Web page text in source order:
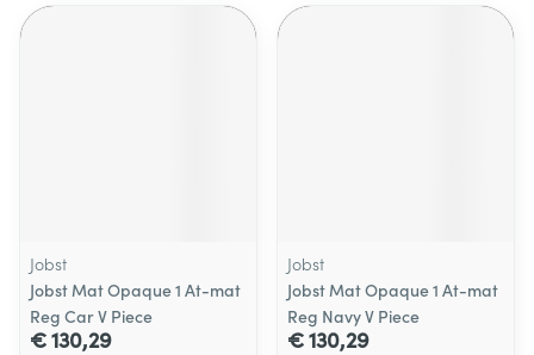
Jobst
Jobst Mat Opaque 1 At-mat
Reg Car V Piece
€ 130,29
Jobst
Jobst Mat Opaque 1 At-mat
Reg Navy V Piece
€ 130,29